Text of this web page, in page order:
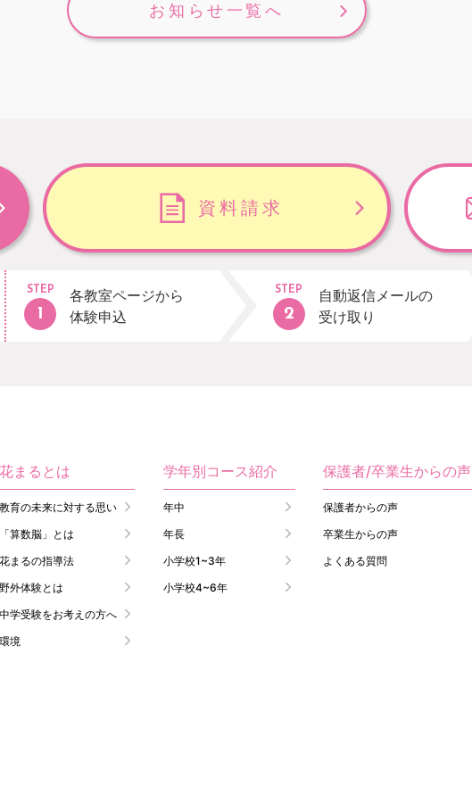
お知らせ一覧へ
資料請求
STEP
各教室ページから
体験申込
STEP
自動返信メールの
受け取り
花まるとは
教育の未来に対する思い
「算数脳」とは
花まるの指導法
野外体験とは
中学受験をお考えの方へ
環境
学年別コース紹介
年中
年長
小学校1~3年
小学校4~6年
保護者/卒業生からの声
保護者からの声
卒業生からの声
よくある質問